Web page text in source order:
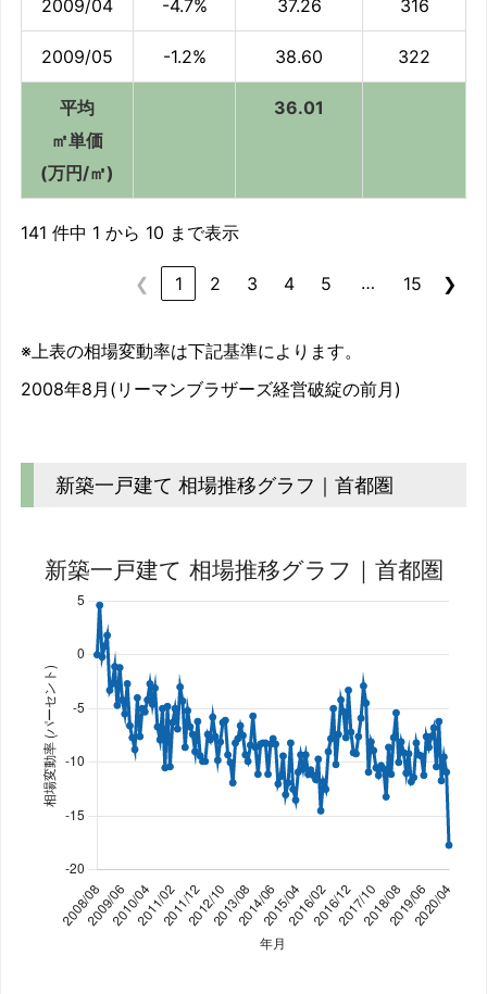
2009/04 -4.7% 37.26 316
2009/05 -1.2% 38.60 322
平均
㎡単価
(万円/㎡)
36.01
141 件中 1 から 10 まで表示
❮ 1 2 3 4 5 … 15 ❯
※上表の相場変動率は下記基準によります。
2008年8月(リーマンブラザーズ経営破綻の前月)
新築一戸建て 相場推移グラフ｜首都圏